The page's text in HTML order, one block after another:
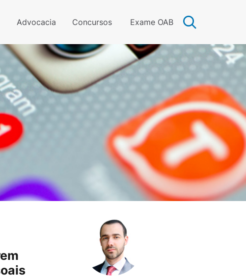
Advocacia Concursos Exame OAB